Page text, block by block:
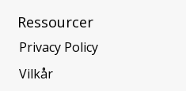
Privacy Policy
Ressourcer
Vilkår